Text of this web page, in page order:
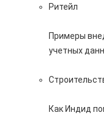
Ритейл
Примеры
учетных
Как Индид